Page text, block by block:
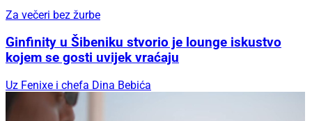
Za večeri bez žurbe
Ginfinity u Šibeniku stvorio je lounge iskustvo
kojem se gosti uvijek vraćaju
Uz Fenixe i chefa Dina Bebića